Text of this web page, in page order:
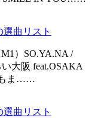
選曲リスト
）SO.YA.NA /
大阪 feat.OSAKA
もま……
選曲リスト